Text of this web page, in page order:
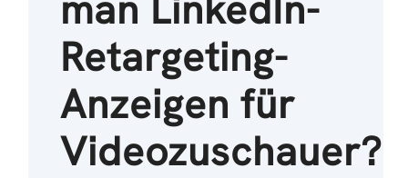
Retargeting-
Anzeigen für
Videozuschauer?